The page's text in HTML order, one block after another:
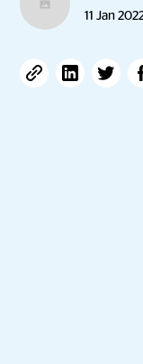
11 Jan